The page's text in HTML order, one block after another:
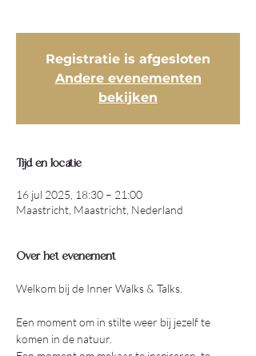
Registratie is afgesloten
Andere evenementen
bekijken
Tijd en locatie
16 jul 2025, 18:30 – 21:00
Maastricht, Maastricht, Nederland
Over het evenement
Welkom bij de Inner Walks & Talks.
Een moment om in stilte weer bij jezelf te
komen in de natuur.